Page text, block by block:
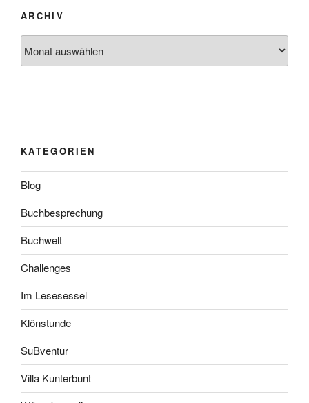
ARCHIV
KATEGORIEN
Blog
Buchbesprechung
Buchwelt
Challenges
Im Lesesessel
Klönstunde
SuBventur
Villa Kunterbunt